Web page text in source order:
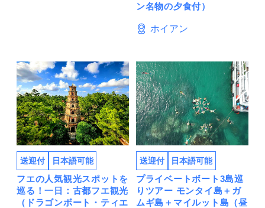
ン名物の夕食付）
ホイアン
送迎付 日本語可能
フエの人気観光スポットを
巡る！一日：古都フエ観光
（ドラゴンボート・ティエ
送迎付 日本語可能
プライベートボート3島巡
りツアー モンタイ島＋ガ
ムギ島＋マイルット島（昼